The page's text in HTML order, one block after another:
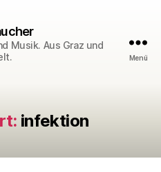
Musik. Aus Graz und
Menü
infektion